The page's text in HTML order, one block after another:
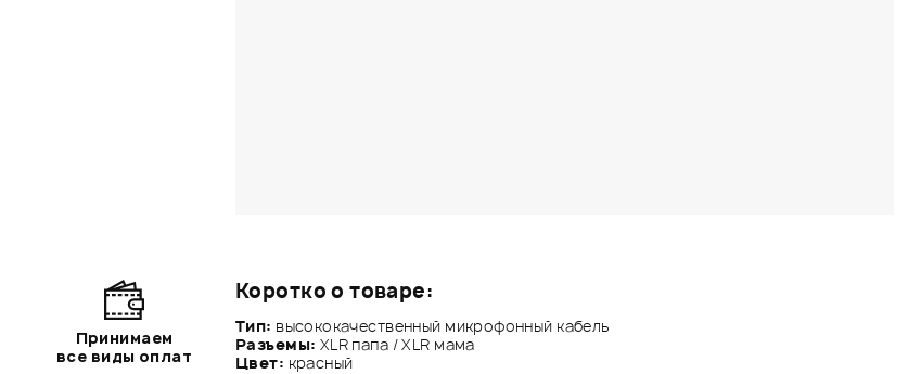
Коротко о товаре:
Тип: высококачественный микрофонный кабель
Разъемы: XLR папа / XLR мама
Цвет: красный
Принимаем
все виды оплат